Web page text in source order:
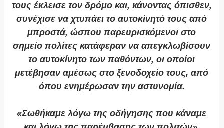
τους έκλεισε τον δρόμο και, κάνοντας όπισθεν,
συνέχισε να χτυπάει το αυτοκίνητό τους από
μπροστά, ώσπου παρευρισκόμενοι στο
σημείο πολίτες κατάφεραν να απεγκλωβίσουν
το αυτοκίνητο των παθόντων, οι οποίοι
μετέβησαν αμέσως στο ξενοδοχείο τους, από
όπου ενημέρωσαν την αστυνομία.
«Σωθήκαμε λόγω της οδήγησης που κάναμε